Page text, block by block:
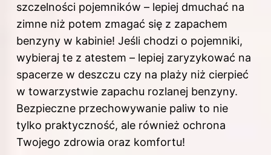
szczelności pojemników – lepiej dmuchać na
zimne niż potem zmagać się z zapachem
benzyny w kabinie! Jeśli chodzi o pojemniki,
wybieraj te z atestem – lepiej zaryzykować na
spacerze w deszczu czy na plaży niż cierpieć
w towarzystwie zapachu rozlanej benzyny.
Bezpieczne przechowywanie paliw to nie
tylko praktyczność, ale również ochrona
Twojego zdrowia oraz komfortu!